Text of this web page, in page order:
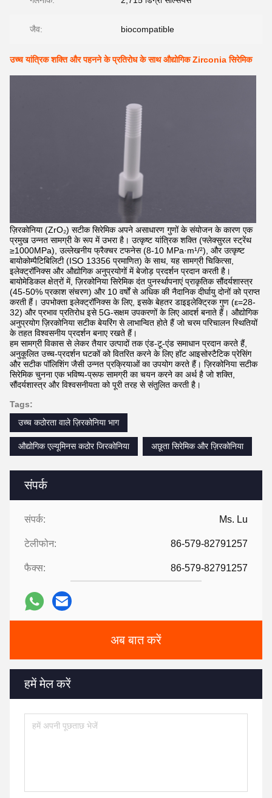
संपर्क
संपर्क: Ms. Lu
टेलीफोन: 86-579-82791257
फैक्स: 86-579-82791257
अब बात करें
हमें मेल करें
जैव: biocompatible
उच्च यांत्रिक शक्ति और पहनने के प्रतिरोध के साथ औद्योगिक Zirconia सिरेमिक
ज़िरकोनिया (ZrO₂) सटीक सिरेमिक अपने असाधारण गुणों के संयोजन के कारण एक
प्रमुख उन्नत सामग्री के रूप में उभरा है। उत्कृष्ट यांत्रिक शक्ति (फ्लेक्सुरल स्ट्रेंथ
≥1000MPa), उल्लेखनीय फ्रैक्चर टफनेस (8-10 MPa·m¹/²), और उत्कृष्ट
बायोकोम्पैटिबिलिटी (ISO 13356 प्रमाणित) के साथ, यह सामग्री चिकित्सा,
इलेक्ट्रॉनिक्स और औद्योगिक अनुप्रयोगों में बेजोड़ प्रदर्शन प्रदान करती है।
बायोमेडिकल क्षेत्रों में, ज़िरकोनिया सिरेमिक दंत पुनर्स्थापनाएं प्राकृतिक सौंदर्यशास्त्र
(45-50% प्रकाश संचरण) और 10 वर्षों से अधिक की नैदानिक ​​दीर्घायु दोनों को प्राप्त
करती हैं। उपभोक्ता इलेक्ट्रॉनिक्स के लिए, इसके बेहतर डाइइलेक्ट्रिक गुण (ε=28-
32) और प्रभाव प्रतिरोध इसे 5G-सक्षम उपकरणों के लिए आदर्श बनाते हैं। औद्योगिक
अनुप्रयोग ज़िरकोनिया सटीक बेयरिंग से लाभान्वित होते हैं जो चरम परिचालन स्थितियों
के तहत विश्वसनीय प्रदर्शन बनाए रखते हैं।
हम सामग्री विकास से लेकर तैयार उत्पादों तक एंड-टू-एंड समाधान प्रदान करते हैं,
अनुकूलित उच्च-प्रदर्शन घटकों को वितरित करने के लिए हॉट आइसोस्टैटिक प्रेसिंग
और सटीक पॉलिशिंग जैसी उन्नत प्रक्रियाओं का उपयोग करते हैं। ज़िरकोनिया सटीक
सिरेमिक चुनना एक भविष्य-प्रूफ सामग्री का चयन करने का अर्थ है जो शक्ति,
सौंदर्यशास्त्र और विश्वसनीयता को पूरी तरह से संतुलित करती है।
Tags:
उच्च कठोरता वाले ज़िरकोनिया भाग
औद्योगिक एल्यूमिनस कठोर जिरकोनिया अछूता सिरेमिक और ज़िरकोनिया